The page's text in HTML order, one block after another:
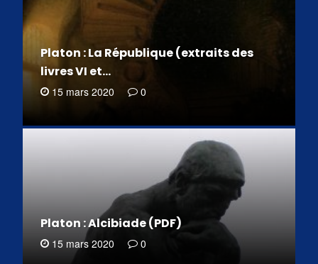
Platon : La République (extraits des
livres VI et…
15 mars 2020 0
Platon : Alcibiade (PDF)
15 mars 2020 0